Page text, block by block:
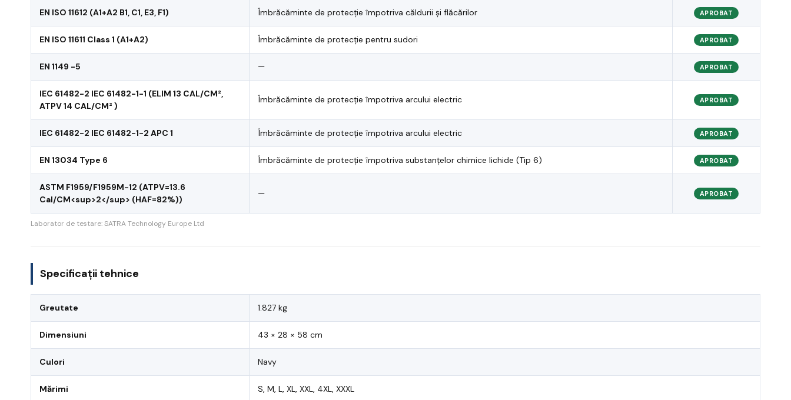
EN ISO 11612 (A1+A2 B1, C1, E3, F1) Îmbrăcăminte de protecție împotriva căldurii și flăcărilor APROBAT
EN ISO 11611 Class 1 (A1+A2) Îmbrăcăminte de protecție pentru sudori APROBAT
EN 1149 -5 — APROBAT
IEC 61482-2 IEC 61482-1-1 (ELIM 13 CAL/CM²,
ATPV 14 CAL/CM² )
Îmbrăcăminte de protecție împotriva arcului electric APROBAT
IEC 61482-2 IEC 61482-1-2 APC 1 Îmbrăcăminte de protecție împotriva arcului electric APROBAT
EN 13034 Type 6 Îmbrăcăminte de protecție împotriva substanțelor chimice lichide (Tip 6) APROBAT
ASTM F1959/F1959M-12 (ATPV=13.6
Cal/CM<sup>2</sup> (HAF=82%))
— APROBAT
Laborator de testare: SATRA Technology Europe Ltd
Specificații tehnice
Greutate 1.827 kg
Dimensiuni 43 × 28 × 58 cm
Culori Navy
Mărimi S, M, L, XL, XXL, 4XL, XXXL